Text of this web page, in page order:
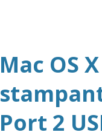
Registrazione
per 1 anno
tutte le versioni
Mac OS
Port 2